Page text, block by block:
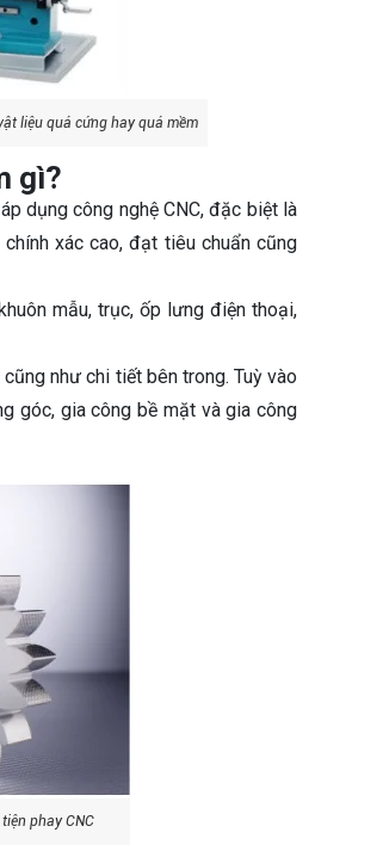
liệu quá cứng hay quá mềm
gì?
dụng công nghệ CNC, đặc biệt là
xác cao, đạt tiêu chuẩn cũng
mẫu, trục, ốp lưng điện thoại,
như chi tiết bên trong. Tuỳ vào
góc, gia công bề mặt và gia công
phay CNC